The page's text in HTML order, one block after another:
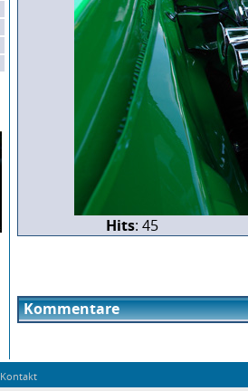
Hits: 45
Kommentare
Kontakt